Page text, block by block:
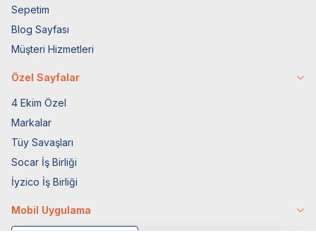
Sepetim
Blog Sayfası
Müşteri Hizmetleri
Özel Sayfalar
4 Ekim Özel
Markalar
Tüy Savaşları
Socar İş Birliği
İyzico İş Birliği
Mobil Uygulama